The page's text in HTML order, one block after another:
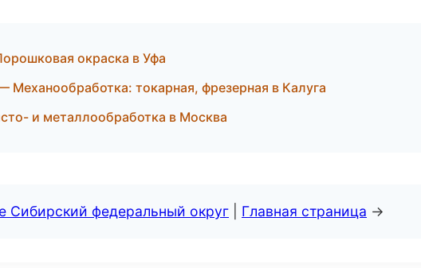
окраска в Уфа
токарная, фрезерная в Калуга
и металлообработка в Москва
Сибирский федеральный округ Главная страница →